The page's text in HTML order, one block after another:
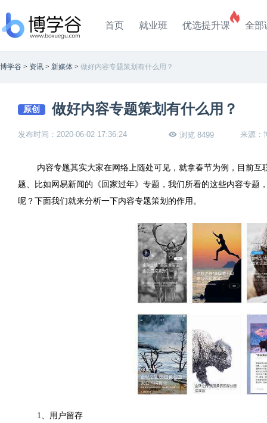
首页 就业班 优选提升课 全部
博学谷 > 资讯 > 新媒体 > 做好内容专题策划有什么用？
原创 做好内容专题策划有什么用？
发布时间：2020-06-02 17:36:24 浏览 8499 来源：
内容专题其实大家在网络上随处可见，就拿春节为例，目前
题、比如网易新闻的《回家过年》专题，我们所看的这些内容专
呢？下面我们就来分析一下内容专题策划的作用。
1、用户留存